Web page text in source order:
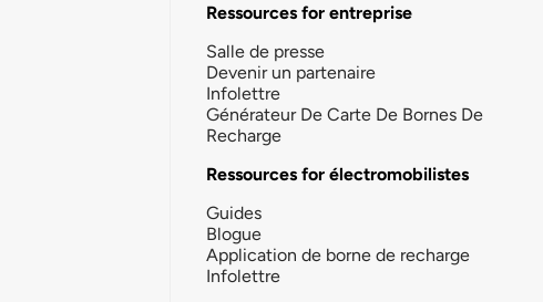
Ressources for entreprise
Salle de presse
Devenir un partenaire
Infolettre
Générateur De Carte De Bornes De
Recharge
Ressources for électromobilistes
Guides
Blogue
Application de borne de recharge
Infolettre